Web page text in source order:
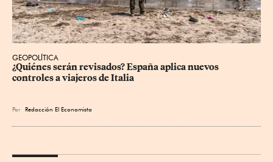
GEOPOLÍTICA
¿Quiénes serán revisados? España aplica nuevos
controles a viajeros de Italia
Por Redacción El Economista